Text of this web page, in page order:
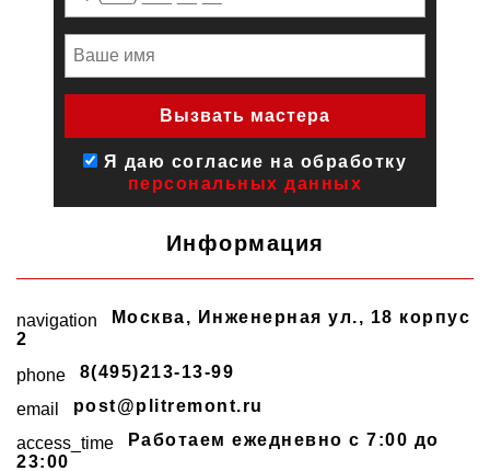
Я даю согласие на обработку
персональных данных
Информация
navigation Москва, Инженерная ул., 18 корпус
2
phone
8(495)213-13-99
email
post@plitremont.ru
access_time
Работаем ежедневно c 7:00 до
23:00